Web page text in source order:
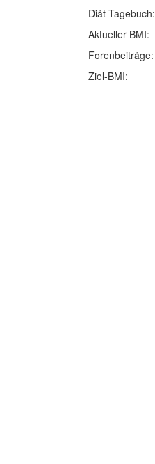
Diät-Tagebuch:
Aktueller BMI:
Forenbeiträge:
Ziel-BMI: